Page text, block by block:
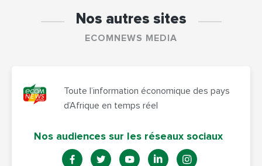
Nos autres sites
ECOMNEWS MEDIA
Toute l’information économique des pays
d’Afrique en temps réel
Nos audiences sur les réseaux sociaux